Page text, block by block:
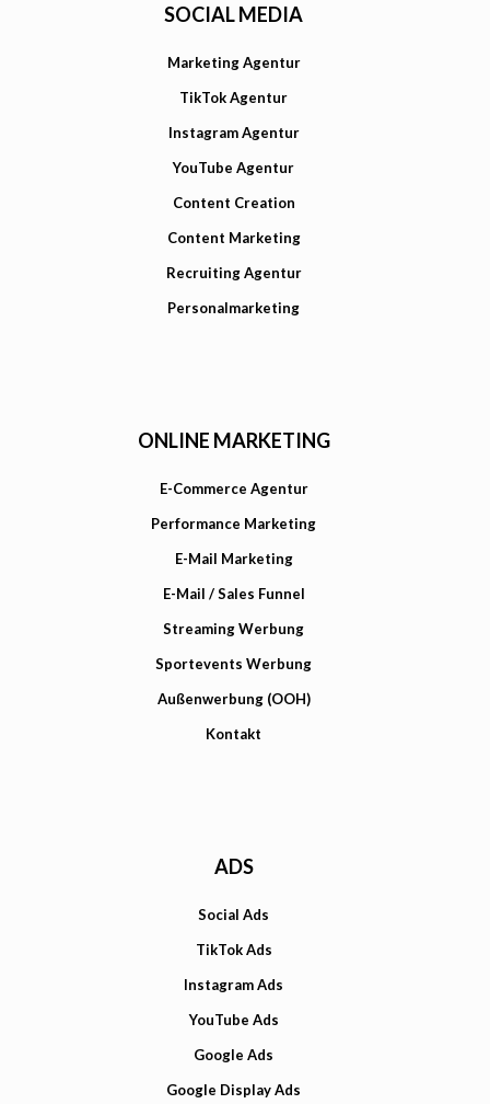
SOCIAL MEDIA
Marketing Agentur
TikTok Agentur
Instagram Agentur
YouTube Agentur
Content Creation
Content Marketing
Recruiting Agentur
Personalmarketing
ONLINE MARKETING
E-Commerce Agentur
Performance Marketing
E-Mail Marketing
E-Mail / Sales Funnel
Streaming Werbung
Sportevents Werbung
Außenwerbung (OOH)
Kontakt
ADS
Social Ads
TikTok Ads
Instagram Ads
YouTube Ads
Google Ads
Google Display Ads